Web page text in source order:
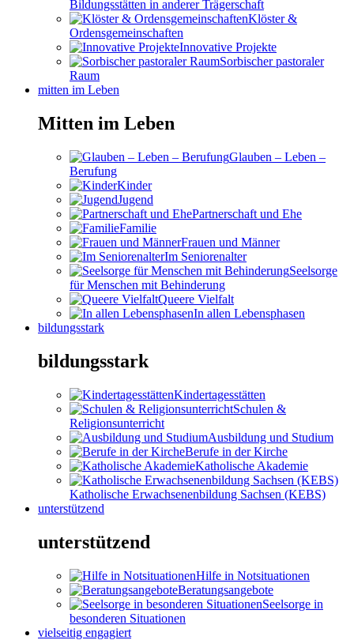
Bildungsstätten in anderer Trägerschaft
Klöster &
Ordensgemeinschaften
Innovative Projekte
Sorbischer pastoraler
Raum
mitten im Leben
Mitten im Leben
Glauben – Leben –
Berufung
Kinder
Jugend
Partnerschaft und Ehe
Familie
Frauen und Männer
Im Seniorenalter
Seelsorge
für Menschen mit Behinderung
Queere Vielfalt
In allen Lebensphasen
bildungsstark
bildungsstark
Kindertagesstätten
Schulen &
Religionsunterricht
Ausbildung und Studium
Berufe in der Kirche
Katholische Akademie
Katholische Erwachsenenbildung Sachsen (KEBS)
unterstützend
unterstützend
Hilfe in Notsituationen
Beratungsangebote
Seelsorge in
besonderen Situationen
vielseitig engagiert